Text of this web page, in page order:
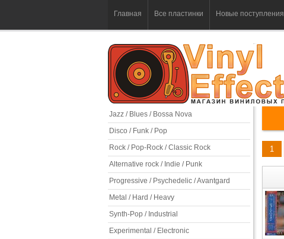
Главная Все пластинки Новые поступления
Jazz / Blues / Bossa Nova
Disco / Funk / Pop
Rock / Pop-Rock / Classic Rock
Alternative rock / Indie / Punk
Progressive / Psychedelic / Avantgard
Metal / Hard / Heavy
Synth-Pop / Industrial
Experimental / Electronic
1